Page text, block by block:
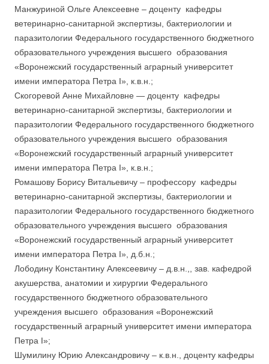
Манжуриной Ольге Алексеевне – доценту кафедры
ветеринарно-санитарной экспертизы, бактериологии и
паразитологии Федерального государственного бюджетного
образовательного учреждения высшего образования
«Воронежский государственный аграрный университет
имени императора Петра I», к.в.н.;
Скогоревой Анне Михайловне — доценту кафедры
ветеринарно-санитарной экспертизы, бактериологии и
паразитологии Федерального государственного бюджетного
образовательного учреждения высшего образования
«Воронежский государственный аграрный университет
имени императора Петра I», к.в.н.;
Ромашову Борису Витальевичу – профессору кафедры
ветеринарно-санитарной экспертизы, бактериологии и
паразитологии Федерального государственного бюджетного
образовательного учреждения высшего образования
«Воронежский государственный аграрный университет
имени императора Петра I», д.б.н.;
Лободину Константину Алексеевичу – д.в.н.,, зав. кафедрой
акушерства, анатомии и хирургии Федерального
государственного бюджетного образовательного
учреждения высшего образования «Воронежский
государственный аграрный университет имени императора
Петра I»;
Шумилину Юрию Александровичу – к.в.н., доценту кафедры